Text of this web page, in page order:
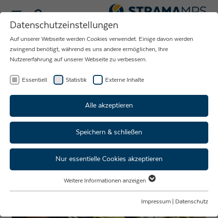
NEUIGKEITEN
RUND UM DAS
UNTERNEHMEN
STRAMA-MPS
Dominiks Prakti-Woche in der
IT-Abteilung
Datenschutzeinstellungen
Auf unserer Webseite werden Cookies verwendet. Einige davon werden
zwingend benötigt, während es uns andere ermöglichen, Ihre
Nutzererfahrung auf unserer Webseite zu verbessern.
Essentiell Statistik Externe Inhalte
Alle akzeptieren
Speichern & schließen
Nur essentielle Cookies akzeptieren
Essentielle Cookies werden für grundlegende Funktionen der Webseite
Weitere Informationen anzeigen
Impressum Datenschutz